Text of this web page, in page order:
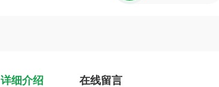
详细介绍 在线留言